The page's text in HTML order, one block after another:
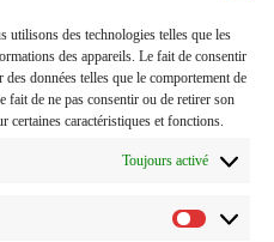
utilisons des technologies telles que les
des appareils. Le fait de consentir
données telles que le comportement de
de ne pas consentir ou de retirer son
certaines caractéristiques et fonctions.
Toujours activé